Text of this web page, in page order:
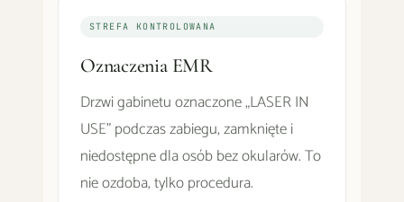
STREFA KONTROLOWANA
Oznaczenia EMR
Drzwi gabinetu oznaczone „LASER IN
USE" podczas zabiegu, zamknięte i
niedostępne dla osób bez okularów. To
nie ozdoba, tylko procedura.